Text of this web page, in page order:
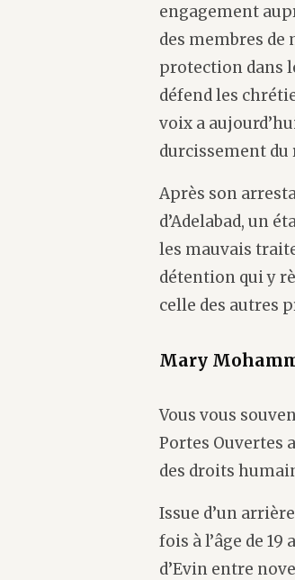
engagement
des membres
protection dans
défend les
voix a
durcissement
Après son
d’Adelabad, un
les mauvais
détention qui y
celle des autres
Mary
Vous vous
Portes Ouvertes
des droits
Issue d’un
fois à l’âge de
d’Evin entre